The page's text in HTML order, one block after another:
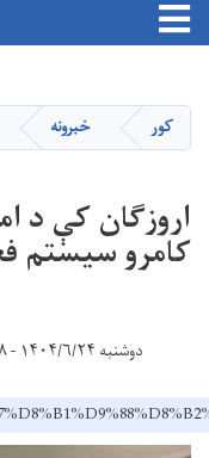
navigation
کور خبرونه
اروزګان کې د
کامرو سیستم
دوشنبه ۱۴۰۴/۶/۲۴ - ۱۴:۳۸